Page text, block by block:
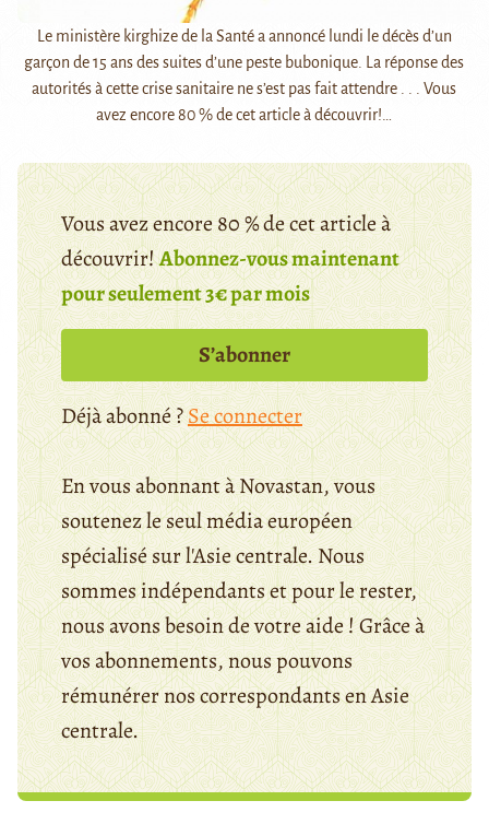
Le ministère kirghize de la Santé a annoncé lundi le décès d’un
garçon de 15 ans des suites d’une peste bubonique. La réponse des
autorités à cette crise sanitaire ne s’est pas fait attendre . . . Vous
avez encore 80 % de cet article à découvrir!…
Vous avez encore 80 % de cet article à
découvrir!Abonnez-vous maintenant
pour seulement 3€ par mois
S’abonner
Déjà abonné ?Se connecter
En vous abonnant à Novastan, vous
soutenez le seul média européen
spécialisé sur l'Asie centrale. Nous
sommes indépendants et pour le rester,
nous avons besoin de votre aide ! Grâce à
vos abonnements, nous pouvons
rémunérer nos correspondants en Asie
centrale.